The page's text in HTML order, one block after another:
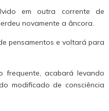
em outra corrente de
novamente a âncora.
pensamentos e voltará para
frequente, acabará levando
modificado de consciência